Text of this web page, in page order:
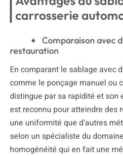
carrosserie
Comparaison avec
restauration
En comparant le sablage avec
comme le ponçage manuel ou
distingue par sa rapidité et son
est reconnu pour atteindre des
une uniformité que d’autres
selon un spécialiste du
homogénéité qui en fait une